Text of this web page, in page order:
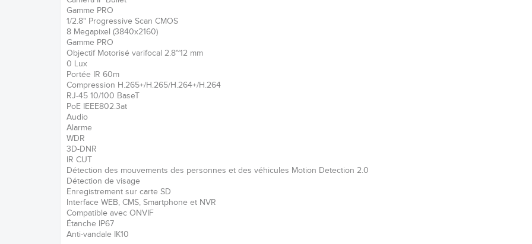
Gamme PRO
1/2.8" Progressive Scan CMOS
8 Megapixel (3840x2160)
Gamme PRO
Objectif Motorisé varifocal 2.8~12 mm
0 Lux
Portée IR 60m
Compression H.265+/H.265/H.264+/H.264
RJ-45 10/100 BaseT
PoE IEEE802.3at
Audio
Alarme
WDR
3D-DNR
IR CUT
Détection des mouvements des personnes et des véhicules Motion Detection 2.0
Détection de visage
Enregistrement sur carte SD
Interface WEB, CMS, Smartphone et NVR
Compatible avec ONVIF
Étanche IP67
Anti-vandale IK10